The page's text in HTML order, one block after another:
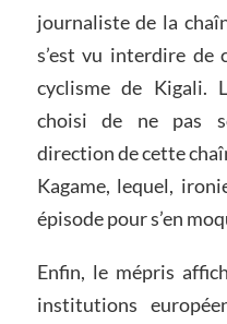
journaliste de la
s’est vu interdire de
cyclisme de Kigali.
choisi de ne pas
direction de cette
Kagame, lequel,
épisode pour s’en
Enfin, le mépris
institutions